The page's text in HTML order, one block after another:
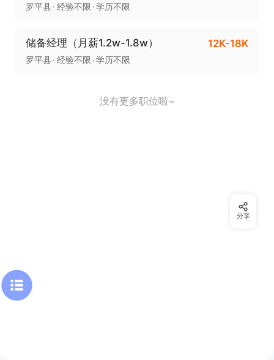
罗平县 经验不限 学历不限
储备经理（月薪1.2w-1.8w） 12K-18K
罗平县 经验不限 学历不限
没有更多职位啦~
分享